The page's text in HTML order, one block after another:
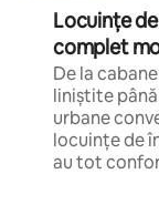
Locuințe
complet
De la
liniștite
urbane
locuințe de
au tot